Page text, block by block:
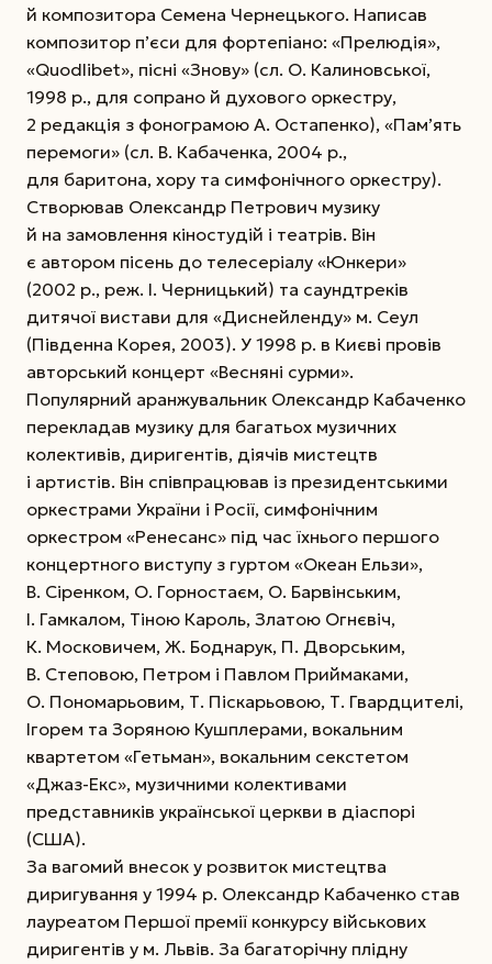
й композитора Семена Чернецького. Написав
композитор п’єси для фортепіано: «Прелюдія»,
«Quodlibet», пісні «Знову» (сл. О. Калиновської,
1998 р., для сопрано й духового оркестру,
2 редакція з фонограмою А. Остапенко), «Пам’ять
перемоги» (сл. В. Кабаченка, 2004 р.,
для баритона, хору та симфонічного оркестру).
Створював Олександр Петрович музику
й на замовлення кіностудій і театрів. Він
є автором пісень до телесеріалу «Юнкери»
(2002 р., реж. І. Черницький) та саундтреків
дитячої вистави для «Диснейленду» м. Сеул
(Південна Корея, 2003). У 1998 р. в Києві провів
авторський концерт «Весняні сурми».
Популярний аранжувальник Олександр Кабаченко
перекладав музику для багатьох музичних
колективів, диригентів, діячів мистецтв
і артистів. Він спів­працював із президентськими
оркестрами України і Росії, симфонічним
оркестром «Ренесанс» під час їхнього першого
концертного виступу з гуртом «Океан Ельзи»,
В. Сіренком, О. Горностаєм, О. Барвінським,
І. Гамкалом, Тіною Кароль, Златою Огнєвіч,
К. Моско­вичем, Ж. Боднарук, П. Дворським,
В. Степовою, Петром і Павлом Приймаками,
О. Пономарьовим, Т. Піскарьовою, Т. Гвардцителі,
Ігорем та Зоряною Кушплерами, вокальним
квартетом «Гетьман», вокальним секстетом
«Джаз-Екс», музичними колективами
представників української церкви в діаспорі
(США).
За вагомий внесок у розвиток мистецтва
диригування у 1994 р. Олександр Кабаченко став
лауреатом Першої премії конкурсу військових
диригентів у м. Львів. За багаторічну плідну